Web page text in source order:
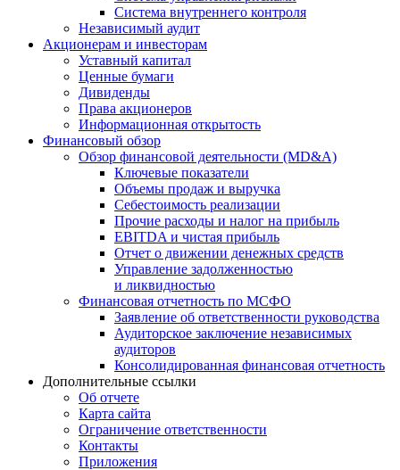
Система внутреннего контроля
Независимый аудит
Акционерам и инвесторам
Уставный капитал
Ценные бумаги
Дивиденды
Права акционеров
Информационная открытость
Финансовый обзор
Обзор финансовой деятельности (MD&A)
Ключевые показатели
Объемы продаж и выручка
Себестоимость реализации
Прочие расходы и налог на прибыль
EBITDA и чистая прибыль
Отчет о движении денежных средств
Управление задолженностью
и ликвидностью
Финансовая отчетность по МСФО
Заявление об ответственности руководства
Аудиторское заключение независимых
аудиторов
Консолидированная финансовая отчетность
Дополнительные ссылки
Об отчете
Карта сайта
Ограничение ответственности
Контакты
Приложения